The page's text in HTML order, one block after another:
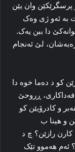
وان یێن
به‌ ئه‌و ژی وه‌ک
دا ببن یه‌ک.
لێ ئه‌نجام
کو د ده‌ما خوە دا
ڕروحێ
و کادرۆیێن کو
و هینا ب
چاوا کارن رازێن؟ چ د
ئه‌م هه‌موو تێک